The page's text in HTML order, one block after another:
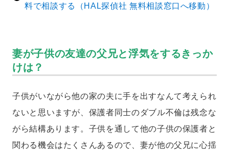
料で相談する（HAL探偵社 無料相談窓口へ移動）
妻が子供の友達の父兄と浮気をするきっか
けは？
子供がいながら他の家の夫に手を出すなんて考えられ
ないと思いますが、保護者同士のダブル不倫は残念な
がら結構あります。子供を通して他の子供の保護者と
関わる機会はたくさんあるので、妻が他の父兄に心揺